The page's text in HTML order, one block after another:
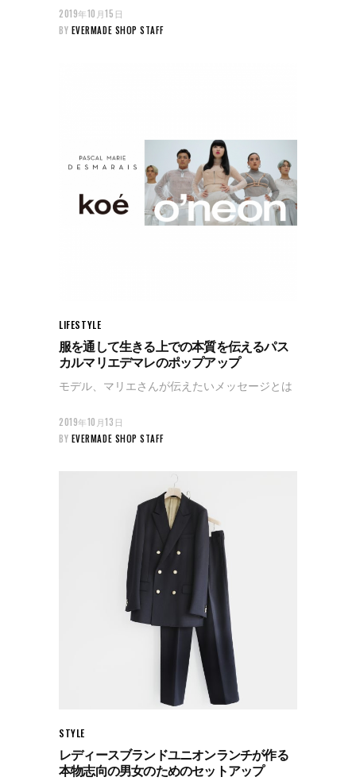
2019年10月15日
BY EVERMADE SHOP STAFF
LIFESTYLE
服を通して生きる上での本質を伝えるパス
カルマリエデマレのポップアップ
モデル、マリエさんが伝えたいメッセージとは
2019年10月13日
BY EVERMADE SHOP STAFF
STYLE
レディースブランドユニオンランチが作る
本物志向の男女のためのセットアップ